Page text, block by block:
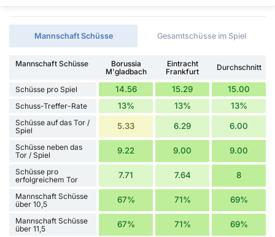
Mannschaft Schüsse Gesamtschüsse im Spiel
Mannschaft Schüsse
Borussia
M'gladbach
Eintracht
Frankfurt
Durchschnitt
Schüsse pro Spiel 14.56 15.29 15.00
Schuss-Treffer-Rate 13% 13% 13%
Schüsse auf das Tor /
Spiel
5.33 6.29 6.00
Schüsse neben das
Tor / Spiel
9.22 9.00 9.00
Schüsse pro
erfolgreichem Tor
7.71 7.64 8
Mannschaft Schüsse
über 10,5
67% 71% 69%
Mannschaft Schüsse
über 11,5
67% 71% 69%